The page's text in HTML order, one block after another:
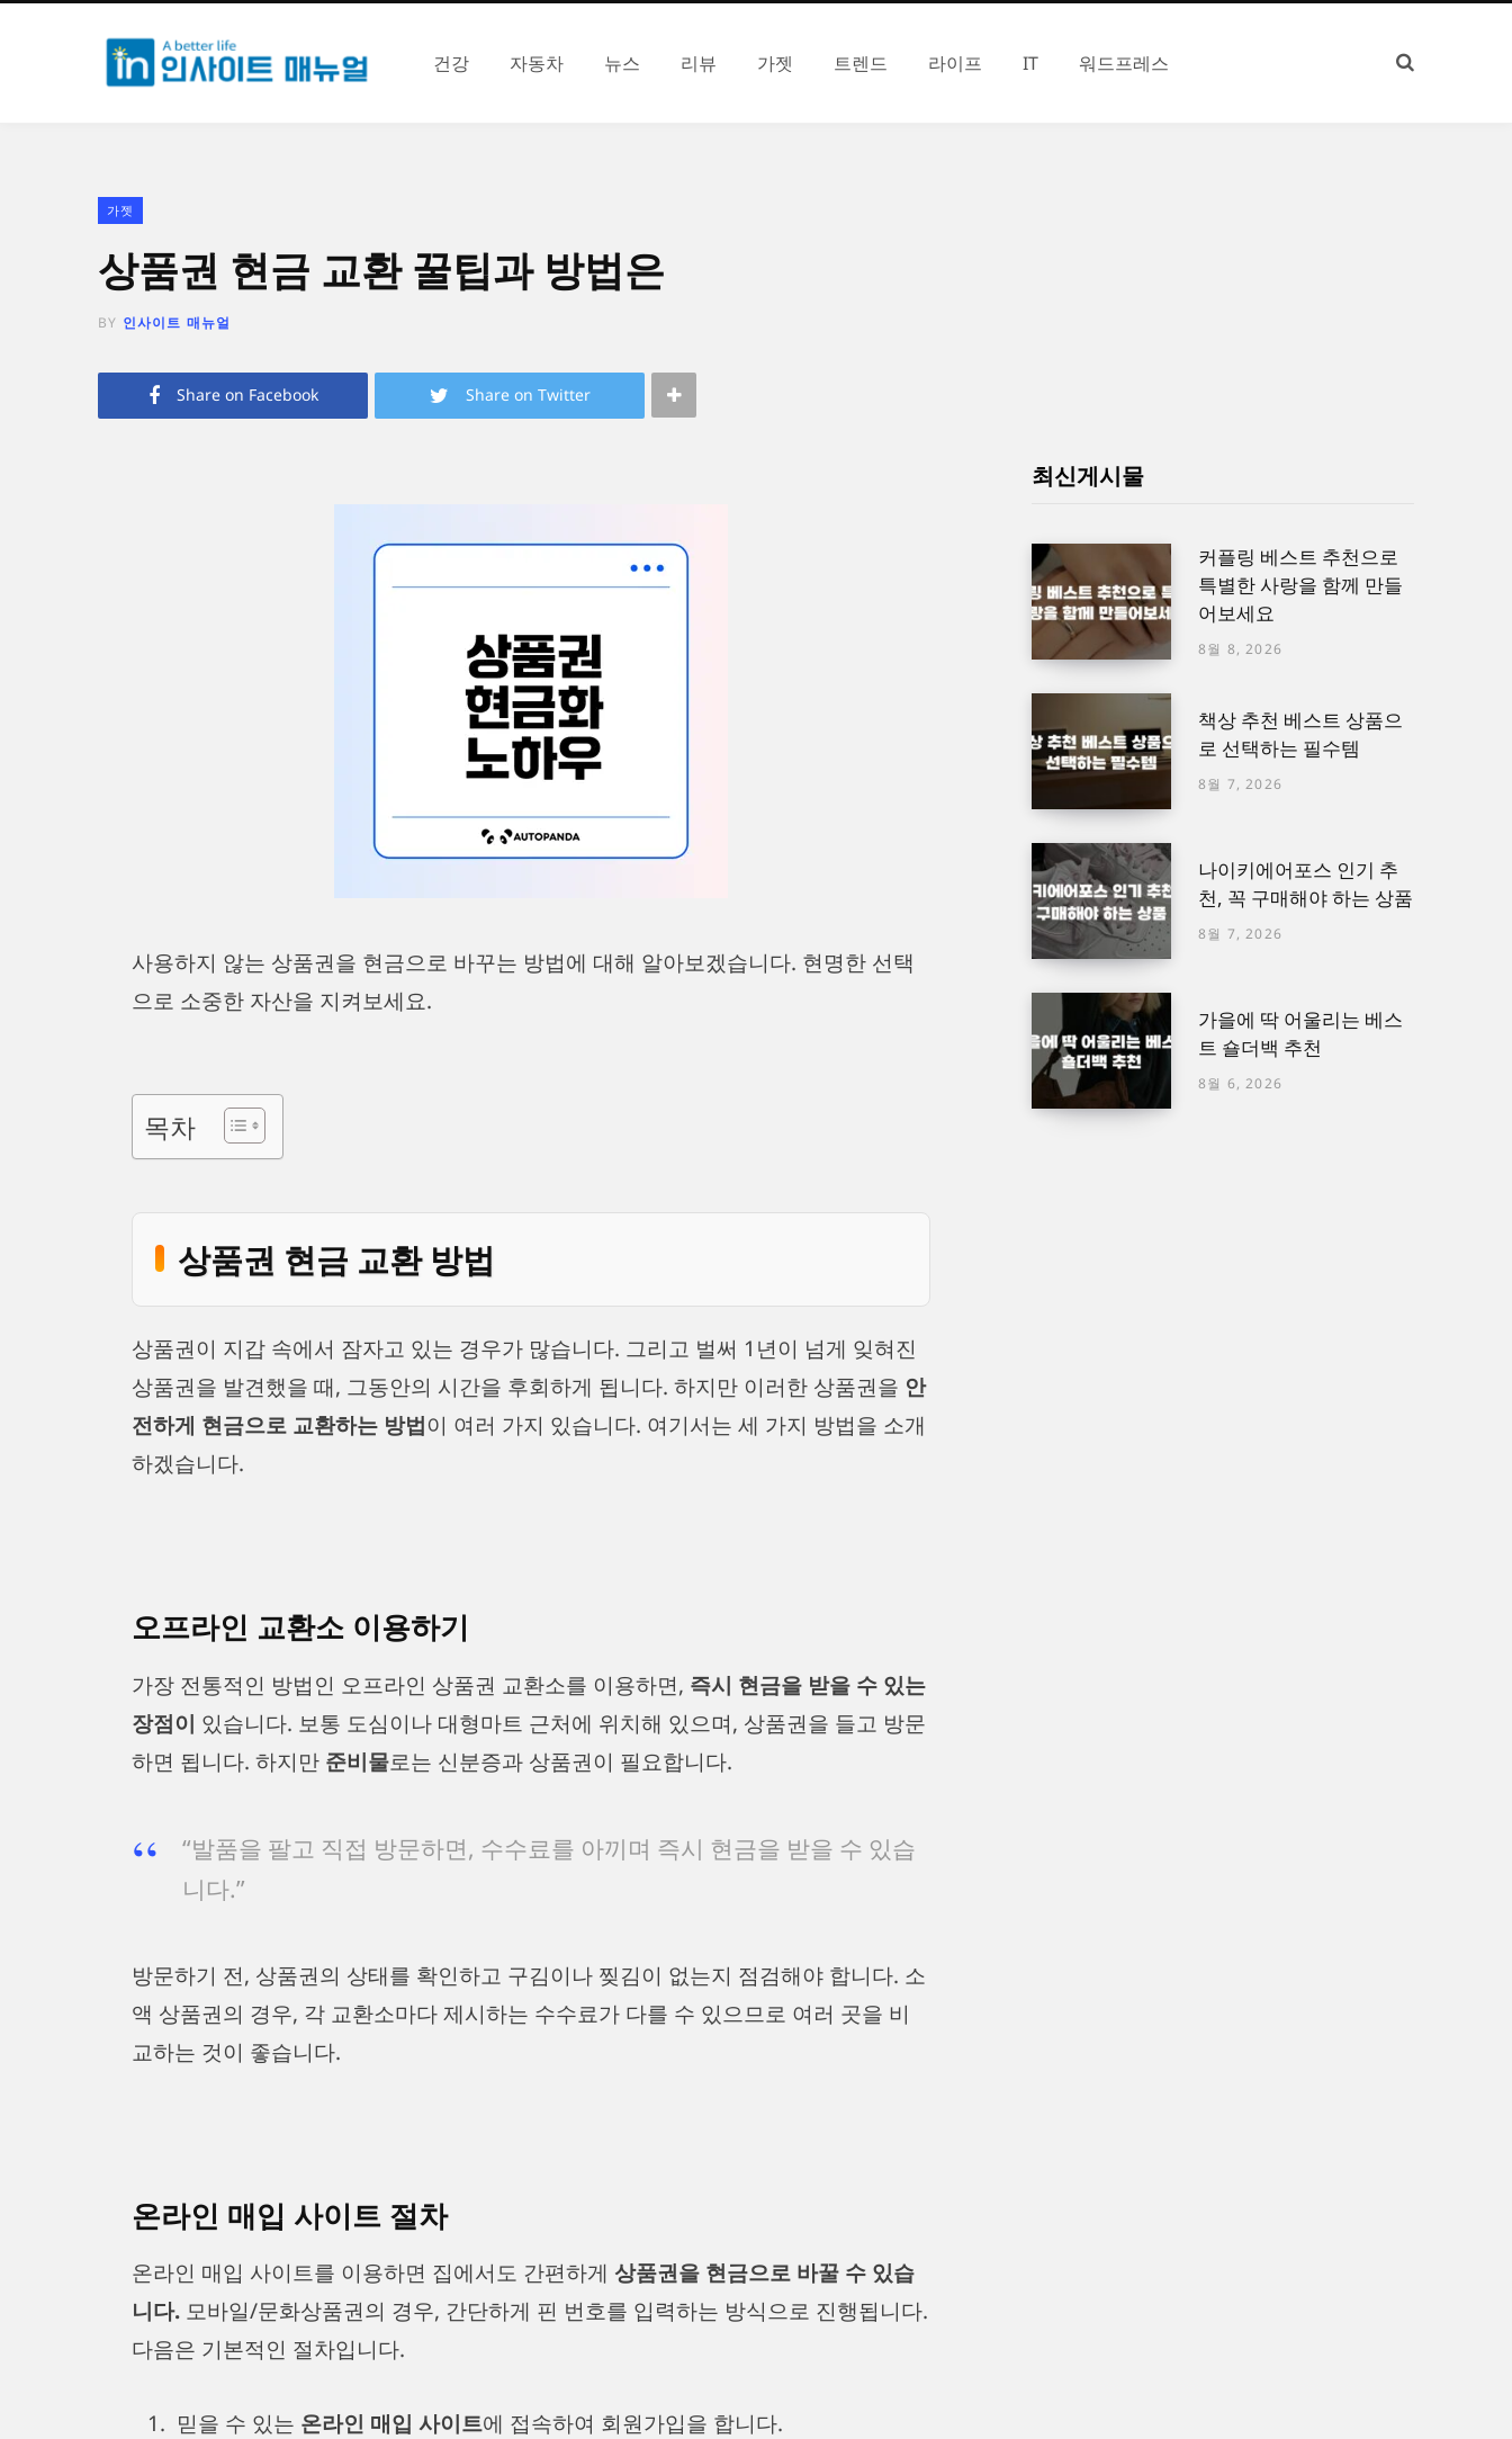
건강 자동차 뉴스 리뷰 가젯 트렌드 라이프 IT 워드프레스
가젯
상품권 현금 교환 꿀팁과 방법은
BY 인사이트 매뉴얼
Share on Facebook Share on Twitter
사용하지 않는 상품권을 현금으로 바꾸는 방법에 대해 알아보겠습니다. 현명한 선택
으로 소중한 자산을 지켜보세요.
목차
상품권 현금 교환 방법
상품권이 지갑 속에서 잠자고 있는 경우가 많습니다. 그리고 벌써 1년이 넘게 잊혀진
상품권을 발견했을 때, 그동안의 시간을 후회하게 됩니다. 하지만 이러한 상품권을 안
전하게 현금으로 교환하는 방법이 여러 가지 있습니다. 여기서는 세 가지 방법을 소개
하겠습니다.
오프라인 교환소 이용하기
가장 전통적인 방법인 오프라인 상품권 교환소를 이용하면, 즉시 현금을 받을 수 있는
장점이 있습니다. 보통 도심이나 대형마트 근처에 위치해 있으며, 상품권을 들고 방문
하면 됩니다. 하지만 준비물로는 신분증과 상품권이 필요합니다.
“발품을 팔고 직접 방문하면, 수수료를 아끼며 즉시 현금을 받을 수 있습
니다.”
방문하기 전, 상품권의 상태를 확인하고 구김이나 찢김이 없는지 점검해야 합니다. 소
액 상품권의 경우, 각 교환소마다 제시하는 수수료가 다를 수 있으므로 여러 곳을 비
교하는 것이 좋습니다.
온라인 매입 사이트 절차
온라인 매입 사이트를 이용하면 집에서도 간편하게 상품권을 현금으로 바꿀 수 있습
니다.모바일/문화상품권의 경우, 간단하게 핀 번호를 입력하는 방식으로 진행됩니다.
다음은 기본적인 절차입니다.
믿을 수 있는 온라인 매입 사이트에 접속하여 회원가입을 합니다.
최신게시물
커플링 베스트 추천으로
특별한 사랑을 함께 만들
어보세요
8월 8, 2026
책상 추천 베스트 상품으
로 선택하는 필수템
8월 7, 2026
나이키에어포스 인기 추
천, 꼭 구매해야 하는 상품
8월 7, 2026
가을에 딱 어울리는 베스
트 숄더백 추천
8월 6, 2026